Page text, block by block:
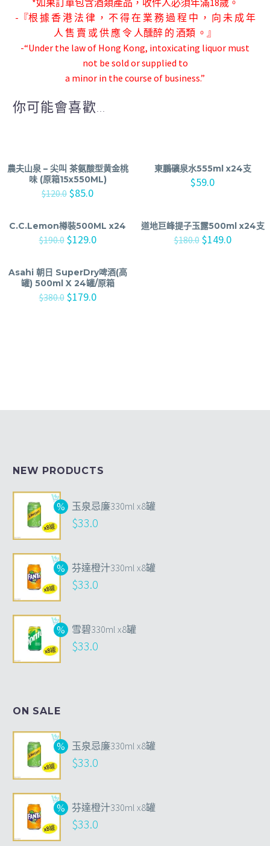
*如果訂單包含酒類產品，收件人必須年滿18歲。
-『根 據 香 港 法 律 ， 不 得 在 業 務 過 程 中 ， 向 未 成 年
人 售 賣 或 供 應 令 人醺醉 的 酒類 。』
-“Under the law of Hong Kong, intoxicating liquor must
not be sold or supplied to
a minor in the course of business.”
你可能會喜歡...
農夫山泉 – 尖叫 茶氨酸型黄金桃
味 (原箱15x550ML)
$120.0 $85.0
東鵬礦泉水555ml x24支
$59.0
C.C.Lemon樽裝500ML x24
$190.0 $129.0
道地巨峰提子玉露500ml x24支
$180.0 $149.0
Asahi 朝日 SuperDry啤酒(高
罐) 500ml X 24罐/原箱
$380.0 $179.0
NEW PRODUCTS
玉泉忌廉330ml x8罐
$33.0
芬達橙汁330ml x8罐
$33.0
雪碧330ml x8罐
$33.0
ON SALE
玉泉忌廉330ml x8罐
$33.0
芬達橙汁330ml x8罐
$33.0